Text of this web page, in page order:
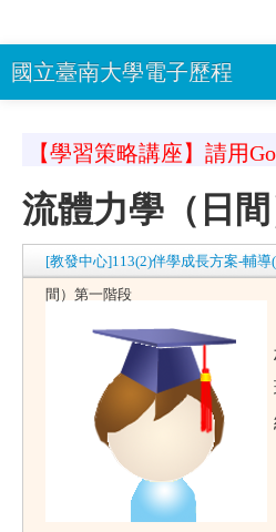
國立臺南大學電子歷程
示密碼 驗證碼：
南大首頁
回EP首頁
【學習策略講座】請用
流體力學（日
[教發中心]113(2)伴學成長方案-輔導
間）第一階段